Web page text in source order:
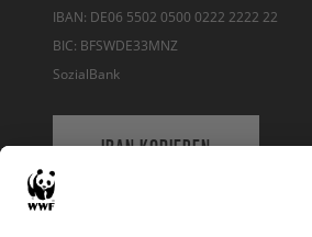
IBAN: DE06 5502 0500 0222 2222 22
BIC: BFSWDE33MNZ
SozialBank
IBAN KOPIEREN